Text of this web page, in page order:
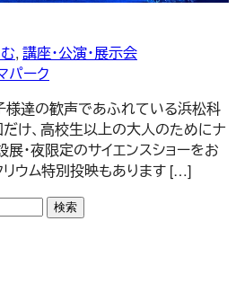
, 講座・公演・展示会
パーク
様達の歓声であふれている浜松科
け、高校生以上の大人のためにナ
展・夜限定のサイエンスショーをお
リウム特別投映もあります […]